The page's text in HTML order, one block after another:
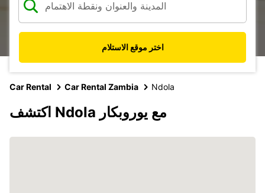
اختر موقع الاستلام
Car Rental Car Rental Zambia Ndola
اكتشف Ndola مع يوروبكار